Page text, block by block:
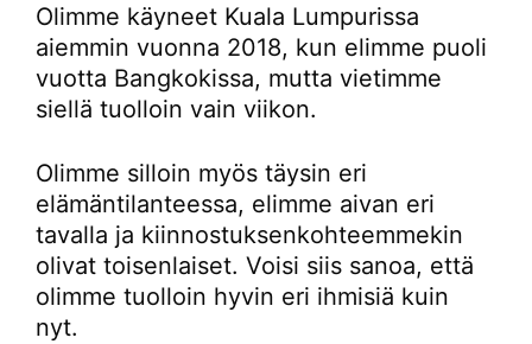
Olimme käyneet Kuala Lumpurissa
aiemmin vuonna 2018, kun elimme puoli
vuotta Bangkokissa, mutta vietimme
siellä tuolloin vain viikon.
Olimme silloin myös täysin eri
elämäntilanteessa, elimme aivan eri
tavalla ja kiinnostuksenkohteemmekin
olivat toisenlaiset. Voisi siis sanoa, että
olimme tuolloin hyvin eri ihmisiä kuin
nyt.